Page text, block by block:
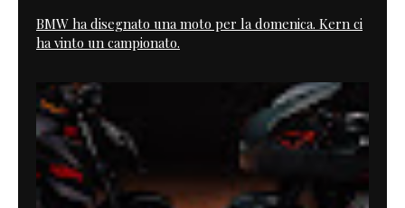
BMW ha disegnato una moto per la domenica. Kern ci
ha vinto un campionato.